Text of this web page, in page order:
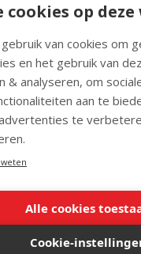
cookies op
van cookies om
en het gebruik van
& analyseren, om
aan te
te
Alle cookies
Cookie-
- Alle rechten
meer info, mail naar